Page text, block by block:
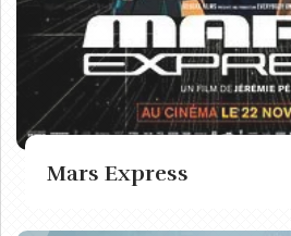
Mars Express